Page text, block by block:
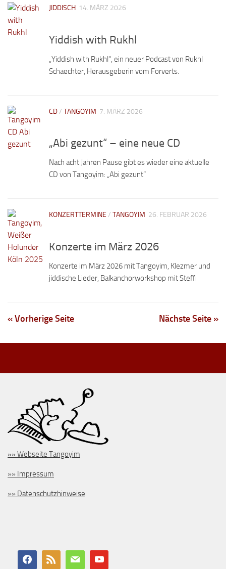
JIDDISCH 14. MÄRZ 2026
Yiddish with Rukhl
„Yiddish with Rukhl“, ein neuer Podcast von Rukhl
Schaechter, Herausgeberin vom Forverts.
CD/ TANGOYIM 7. MÄRZ 2026
„Abi gezunt“ – eine neue CD
Nach acht Jahren Pause gibt es wieder eine aktuelle
CD von Tangoyim: „Abi gezunt“
KONZERTTERMINE / TANGOYIM 26. FEBRUAR 2026
Konzerte im März 2026
Konzerte im März 2026 mit Tangoyim, Klezmer und
jiddische Lieder, Balkanchorworkshop mit Steffi
« Vorherige Seite Nächste Seite »
»» Webseite Tangoyim
»» Impressum
»» Datenschutzhinweise